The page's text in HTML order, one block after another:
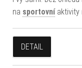
na sportovníaktivity
DETAIL